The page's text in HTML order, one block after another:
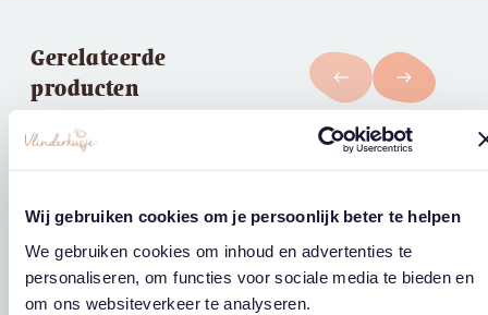
Wij gebruiken cookies om je persoonlijk beter te helpen
We gebruiken cookies om inhoud en advertenties te
personaliseren, om functies voor sociale media te bieden en
om ons websiteverkeer te analyseren.
Gerelateerde
producten
west east